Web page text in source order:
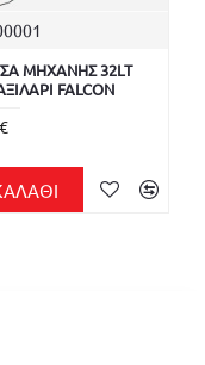
ΜΗΧΑΝΗΣ 32LT
FALCON